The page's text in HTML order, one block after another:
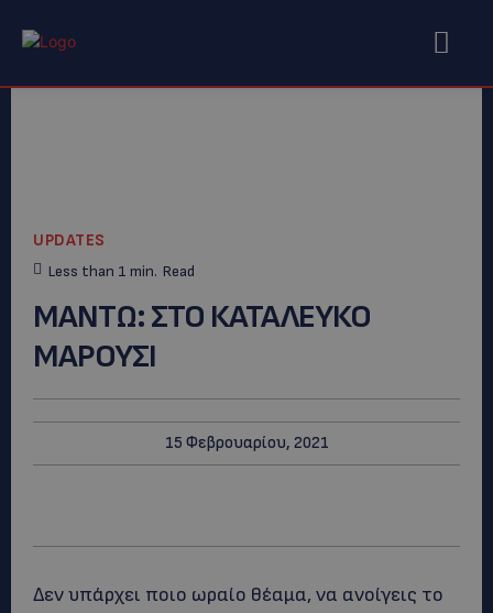
UPDATES
Less than 1 min. Read
ΜΑΝΤΩ: ΣΤΟ ΚΑΤΑΛΕΥΚΟ
ΜΑΡΟΥΣΙ
15 Φεβρουαρίου, 2021
Δεν υπάρχει ποιο ωραίο θέαμα, να ανοίγεις το